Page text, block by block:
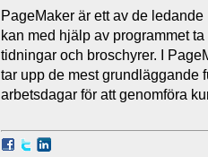
PageMaker är ett av de
kan med hjälp av programmet
tidningar och broschyrer. I
tar upp de mest grundläggande
arbetsdagar för att genomföra